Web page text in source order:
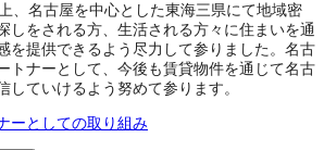
、名古屋を中心とした東海三県にて地域密
しをされる方、生活される方々に住まいを通
を提供できるよう尽力して参りました。名古
トナーとして、今後も賃貸物件を通じて名古
していけるよう努めて参ります。
ーとしての取り組み